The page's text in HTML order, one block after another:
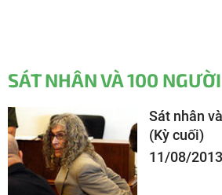
SÁT NHÂN VÀ 100
Sát nhân
(Kỳ cuối)
11/08/